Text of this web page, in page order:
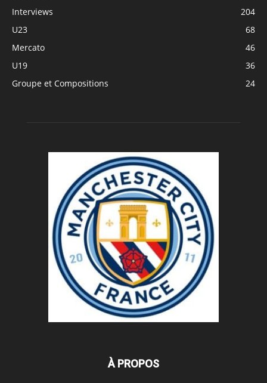
Interviews
204
U23
68
Mercato
46
U19
36
Groupe et Compositions
24
À PROPOS